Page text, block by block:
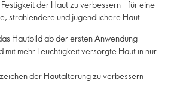
der Haut zu verbessern - für eine
strahlendere und jugendlichere Haut.
Hautbild ab der ersten Anwendung
mehr Feuchtigkeit versorgte Haut in nur
der Hautalterung zu verbessern